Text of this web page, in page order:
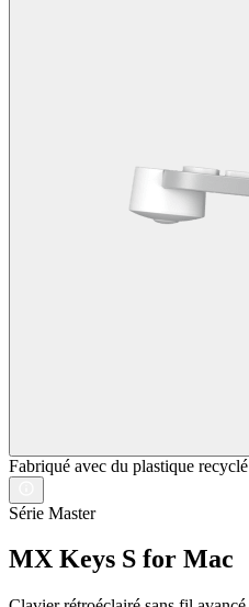
Fabriqué avec du plastique recyclé
Série Master
MX Keys S for Mac